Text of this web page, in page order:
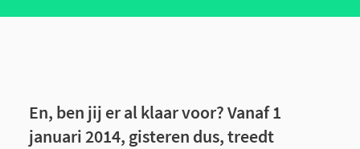
En, ben jij er al klaar voor? Vanaf 1
januari 2014, gisteren dus, treedt